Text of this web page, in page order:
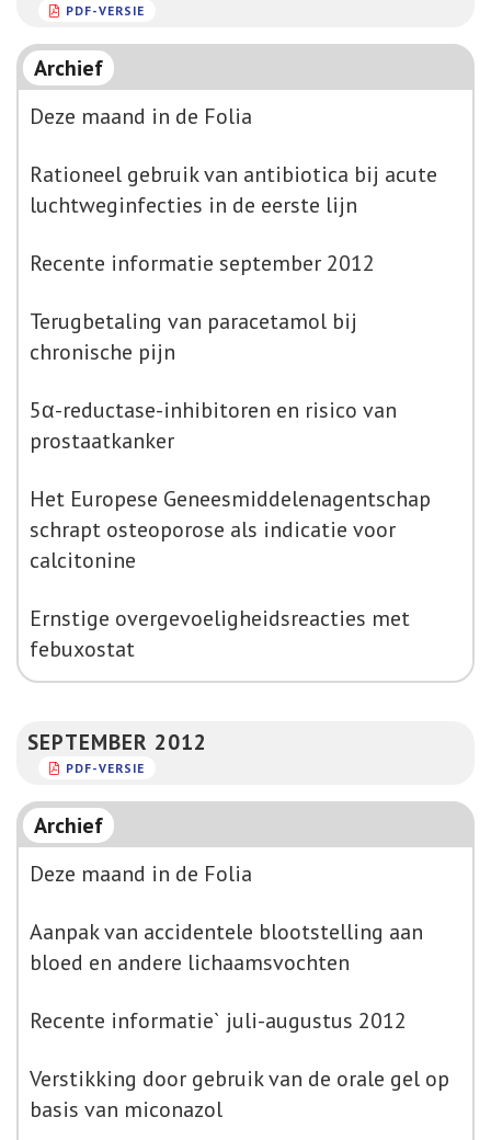
PDF-VERSIE
Archief
Deze maand in de Folia
Rationeel gebruik van antibiotica bij acute
luchtweginfecties in de eerste lijn
Recente informatie september 2012
Terugbetaling van paracetamol bij
chronische pijn
5α-reductase-inhibitoren en risico van
prostaatkanker
Het Europese Geneesmiddelenagentschap
schrapt osteoporose als indicatie voor
calcitonine
Ernstige overgevoeligheidsreacties met
febuxostat
SEPTEMBER 2012
PDF-VERSIE
Archief
Deze maand in de Folia
Aanpak van accidentele blootstelling aan
bloed en andere lichaamsvochten
Recente informatie` juli-augustus 2012
Verstikking door gebruik van de orale gel op
basis van miconazol